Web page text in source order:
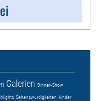
Galerien Dinner-Show
Sehenswürdigkeiten Kinder